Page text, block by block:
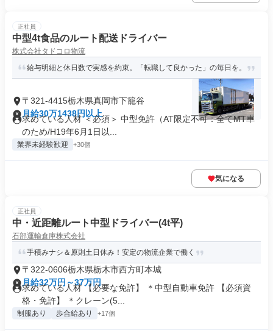
正社員
中型4t食品のルート配送ドライバー
株式会社タドコロ物流
給与明細と休日数で実感を約束。「転職して良かった」の毎日を。
〒321-4415栃木県真岡市下籠谷
月給30万1438円以上
求めている人材 ＜必須＞ 中型免許（AT限定不可：全てMT車
のため/H19年6月1日以...
業界未経験歓迎 +30個
気になる
正社員
中・近距離ルート中型ドライバー(4t平)
石部運輸倉庫株式会社
手積みナシ＆原則土日休み！安定の物流企業で働く
〒322-0606栃木県栃木市西方町本城
月給32万円～37万円
求めている人材 【必要な免許】 ＊中型自動車免許 【必須資
格・免許】 ＊クレーン(5...
制服あり 歩合給あり +17個